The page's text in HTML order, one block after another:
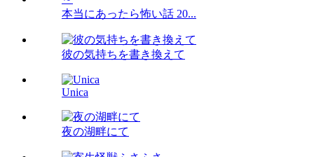
本当にあったら怖い話 20...
彼の気持ちを書き換えて
Unica
夜の湖畔にて